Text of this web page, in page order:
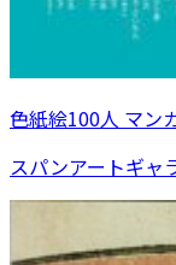
色紙絵100人 マン
スパンアートギャ